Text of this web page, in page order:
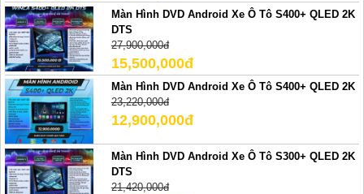
Màn Hình DVD Android Xe Ô Tô S400+ QLED 2K
DTS
27,900,000đ
15,500,000đ
Màn Hình DVD Android Xe Ô Tô S400+ QLED 2K
23,220,000đ
12,900,000đ
Màn Hình DVD Android Xe Ô Tô S300+ QLED 2K
DTS
21,420,000đ